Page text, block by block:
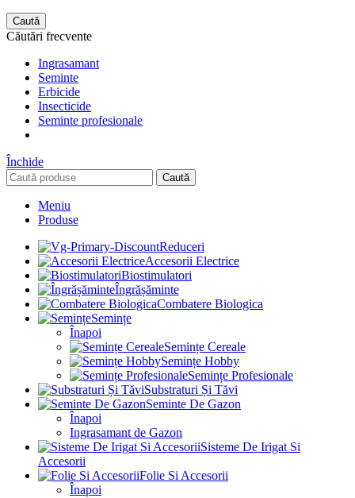
Caută
Căutări frecvente
Ingrasamant
Seminte
Erbicide
Insecticide
Seminte profesionale
Închide
Caută
Meniu
Produse
Reduceri
Accesorii Electrice
Biostimulatori
Îngrășăminte
Combatere Biologica
Semințe
Înapoi
Semințe Cereale
Semințe Hobby
Semințe Profesionale
Substraturi Și Tăvi
Seminte De Gazon
Înapoi
Ingrasamant de Gazon
Sisteme De Irigat Si
Accesorii
Folie Si Accesorii
Înapoi